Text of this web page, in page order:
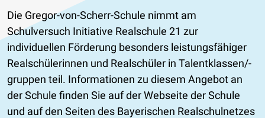
Die Gregor-von-Scherr-Schule nimmt am
Schulversuch Initiative Realschule 21 zur
individuellen Förderung besonders leistungsfähiger
Realschülerinnen und Realschüler in Talentklassen/-
gruppen teil. Informationen zu diesem Angebot an
der Schule finden Sie auf der Webseite der Schule
und auf den Seiten des Bayerischen Realschulnetzes